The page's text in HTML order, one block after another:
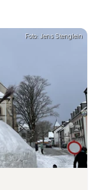
Foto: Jens Stenglein